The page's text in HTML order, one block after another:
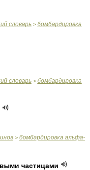
словарь > бомбардировка
словарь > бомбардировка
> бомбардировка альфа-
частицами